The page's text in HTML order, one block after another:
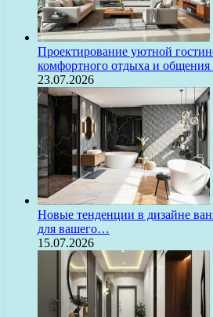
Проектирование уютной
комфортного отдыха и
23.07.2026
Новые тенденции в дизайне
для вашего…
15.07.2026